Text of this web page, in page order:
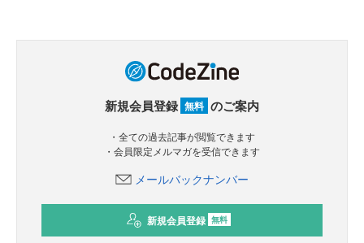
新規会員登録 無料 のご案内
・全ての過去記事が閲覧できます
・会員限定メルマガを受信できます
メールバックナンバー
新規会員登録 無料